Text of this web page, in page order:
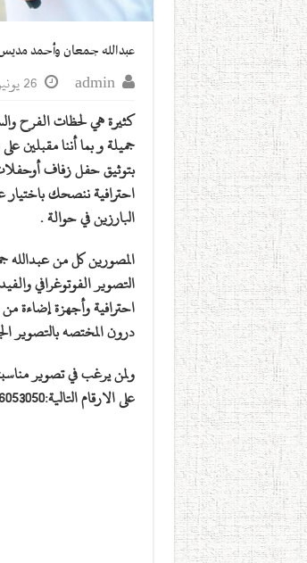
عبدالله جمعان وأحمد مديس
admin 26 يونيو، 2023
كثيرة هي لحظات الفرح
جميلة و بما أننا مقبلين
بتوثيق حفل زفاف
احترافية ننصحك
البارزين في حوالة .
المصورين كل من
التصوير الفوتوغرافي
احترافية وأجهزة إضاءة
درون المختصه بالتصوير
ولمن يرغب في تصوير
على الارقام التالية:0552553351/0506053050